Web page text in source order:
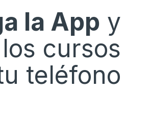
la App y
cursos
teléfono